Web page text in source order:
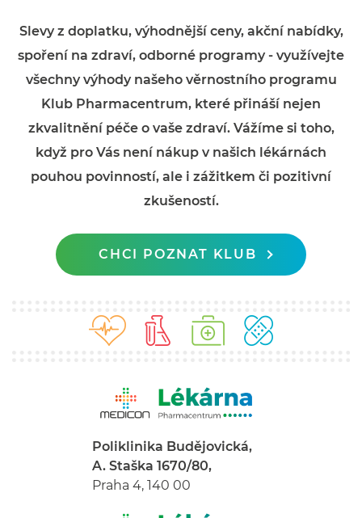
Slevy z doplatku, výhodnější ceny, akční nabídky,
spoření na zdraví, odborné programy - využívejte
všechny výhody našeho věrnostního programu
Klub Pharmacentrum, které přináší nejen
zkvalitnění péče o vaše zdraví. Vážíme si toho,
když pro Vás není nákup v našich lékárnách
pouhou povinností, ale i zážitkem či pozitivní
zkušeností.
CHCI POZNAT KLUB
Poliklinika Budějovická,
A. Staška 1670/80,
Praha 4, 140 00